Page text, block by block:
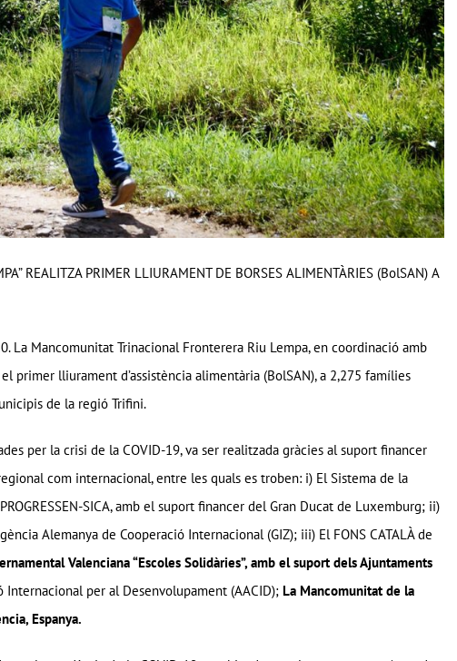
REALITZA PRIMER LLIURAMENT DE BORSES ALIMENTÀRIES (BolSAN) A
La Mancomunitat Trinacional Fronterera Riu Lempa, en coordinació amb
primer lliurament d’assistència alimentària (BolSAN), a 2,275 famílies
de la regió Trifini.
per la crisi de la COVID-19, va ser realitzada gràcies al suport financer
com internacional, entre les quals es troben: i) El Sistema de la
SICA, amb el suport financer del Gran Ducat de Luxemburg; ii)
Alemanya de Cooperació Internacional (GIZ); iii) El FONS CATALÀ de
Valenciana “Escoles Solidàries”, amb el suport dels Ajuntaments
Internacional per al Desenvolupament (AACID); La Mancomunitat de la
Espanya.